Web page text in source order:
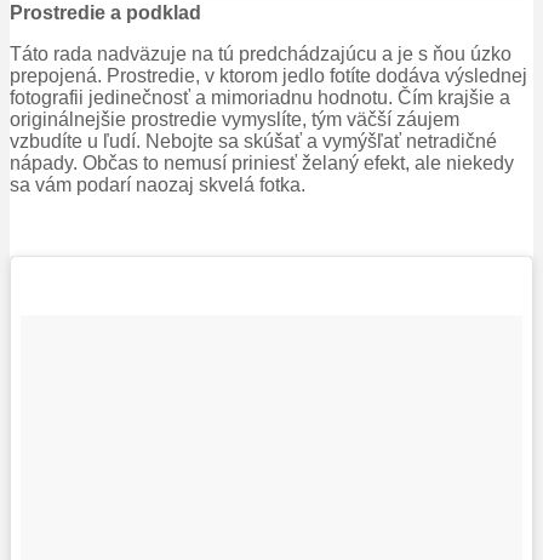
Prostredie a podklad
Táto rada nadväzuje na tú predchádzajúcu a je s ňou úzko
prepojená. Prostredie, v ktorom jedlo fotíte dodáva výslednej
fotografii jedinečnosť a mimoriadnu hodnotu. Čím krajšie a
originálnejšie prostredie vymyslíte, tým väčší záujem
vzbudíte u ľudí. Nebojte sa skúšať a vymýšľať netradičné
nápady. Občas to nemusí priniesť želaný efekt, ale niekedy
sa vám podarí naozaj skvelá fotka.